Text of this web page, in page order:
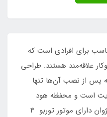
برای افرادی است که
علاقه‌مند هستند. طراحی
پس از نصب آن‌ها تنها
است و محفظه هود
داخل کابینت قرار می‌گیرد. ‌هود ژوان دارای موتور توربو 4